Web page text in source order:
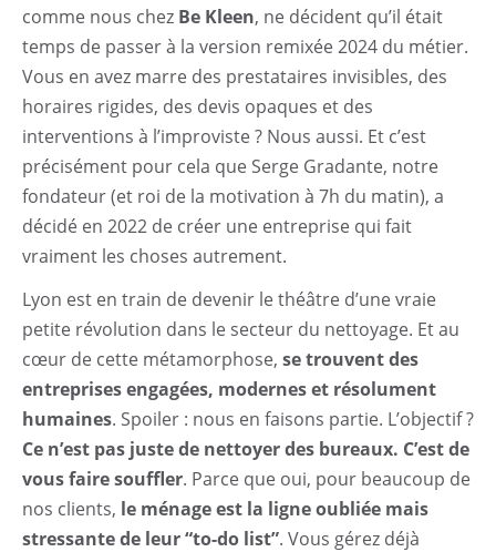
comme nous chez Be Kleen, ne décident qu’il était
temps de passer à la version remixée 2024 du métier.
Vous en avez marre des prestataires invisibles, des
horaires rigides, des devis opaques et des
interventions à l’improviste ? Nous aussi. Et c’est
précisément pour cela que Serge Gradante, notre
fondateur (et roi de la motivation à 7h du matin), a
décidé en 2022 de créer une entreprise qui fait
vraiment les choses autrement.
Lyon est en train de devenir le théâtre d’une vraie
petite révolution dans le secteur du nettoyage. Et au
cœur de cette métamorphose, se trouvent des
entreprises engagées, modernes et résolument
humaines. Spoiler : nous en faisons partie. L’objectif ?
Ce n’est pas juste de nettoyer des bureaux. C’est de
vous faire souffler. Parce que oui, pour beaucoup de
nos clients, le ménage est la ligne oubliée mais
stressante de leur “to-do list”. Vous gérez déjà